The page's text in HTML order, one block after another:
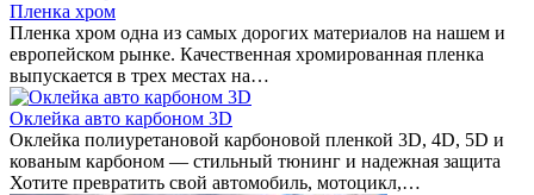
Пленка хром
Пленка хром одна из самых дорогих материалов на нашем и
европейском рынке. Качественная хромированная пленка
выпускается в трех местах на…
Оклейка авто карбоном 3D
Оклейка полиуретановой карбоновой пленкой 3D, 4D, 5D и
кованым карбоном — стильный тюнинг и надежная защита
Хотите превратить свой автомобиль, мотоцикл,…